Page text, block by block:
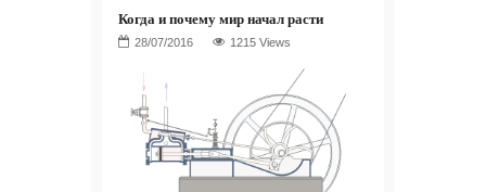
Когда и почему мир начал расти
1215 Views